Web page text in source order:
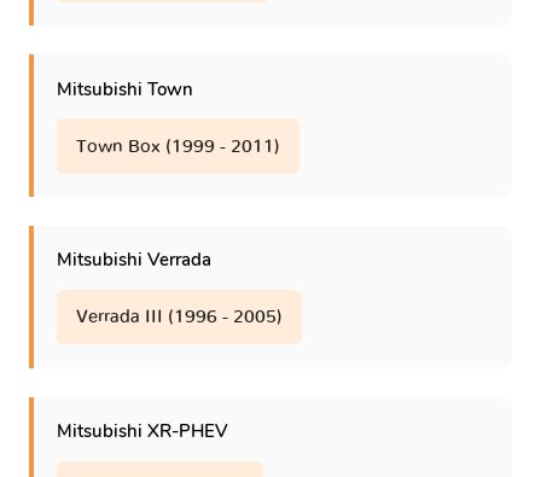
Mitsubishi Town
Town Box (1999 - 2011)
Mitsubishi Verrada
Verrada III (1996 - 2005)
Mitsubishi XR-PHEV